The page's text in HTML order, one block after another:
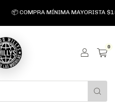
📦 COMPRA MÍNIMA MAYORISTA
0